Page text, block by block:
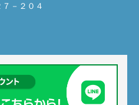
－２０４